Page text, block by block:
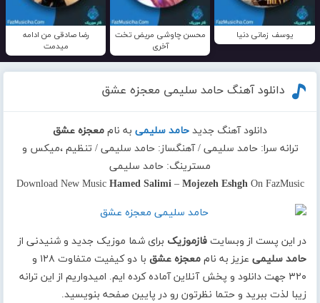
یوسف زمانی دنیا
محسن چاوشی مریض تخت
آخری
رضا صادقی من ادامه
میدمت
دانلود آهنگ حامد سلیمی معجزه عشق
دانلود آهنگ جدید حامد سلیمی به نام معجزه عشق
ترانه سرا: حامد سلیمی / آهنگساز: حامد سلیمی / تنظیم ،میکس و
مسترینگ: حامد سلیمی
Download New Music Hamed Salimi– Mojezeh EshghOn FazMusic
در این پست از وبسایتفازموزیک برای شما موزیک جدید و شنیدنی از
حامد سلیمی عزیز به ناممعجزه عشق
با دو کیفیت متفاوت ۱۲۸ و
۳۲۰ جهت دانلود و پخش آنلاین آماده کرده ایم. امیدواریم از این ترانه
زیبا لذت ببرید و حتما نظرتون رو در پایین صفحه بنویسید.